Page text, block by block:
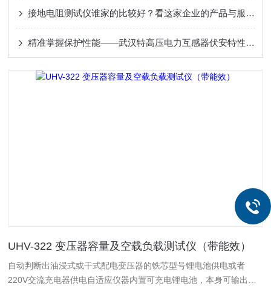
接地电阻测试仪谁家的比较好？看这家企业的产品与服务实践
精准掌握保护性能——武汉特高压电力互感器伏安特性测试仪获用户信赖
UHV-322 变压器容量及空载负载测试仪（带能效）
自动判断出油浸式或干式配电变压器的铁芯型号锂电池供电或者
220V交流充电器供电自适应仪器内置可充电锂电池，本身可输出三